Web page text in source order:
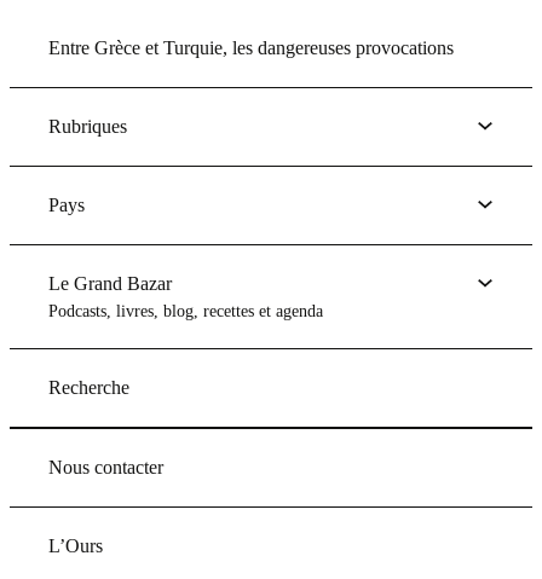
Entre Grèce et Turquie, les dangereuses provocations
Rubriques
Pays
Le Grand Bazar
Podcasts, livres, blog, recettes et agenda
Recherche
Nous contacter
L’Ours